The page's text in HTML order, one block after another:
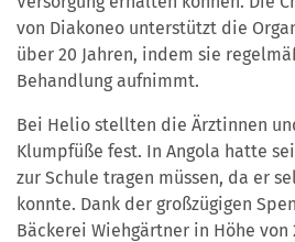
von Diakoneo unterstützt die
über 20 Jahren, indem sie
Behandlung aufnimmt.
Bei Helio stellten die Ärztinnen
Klumpfüße fest. In Angola hatte
zur Schule tragen müssen, da er
konnte. Dank der großzügigen
Bäckerei Wiehgärtner in Höhe von